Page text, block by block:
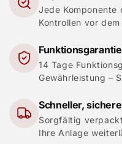
Jede
Kontrollen vor
Funktionsgarantie
14 Tage
Gewährleistung –
Schneller,
Sorgfältig
Ihre Anlage